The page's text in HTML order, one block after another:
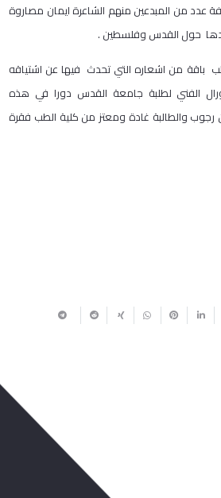
عدد من المبدعين منهم الشاعرة ايمان مصاروة
حول القدس وفلسطين .
باقة من اشعاره التي تحدث فيها عن اشتياقه
الفني لطلبة جامعة القدس دورا في هذه
والطالبة غادة ومعتز من كلية الطب فقرة